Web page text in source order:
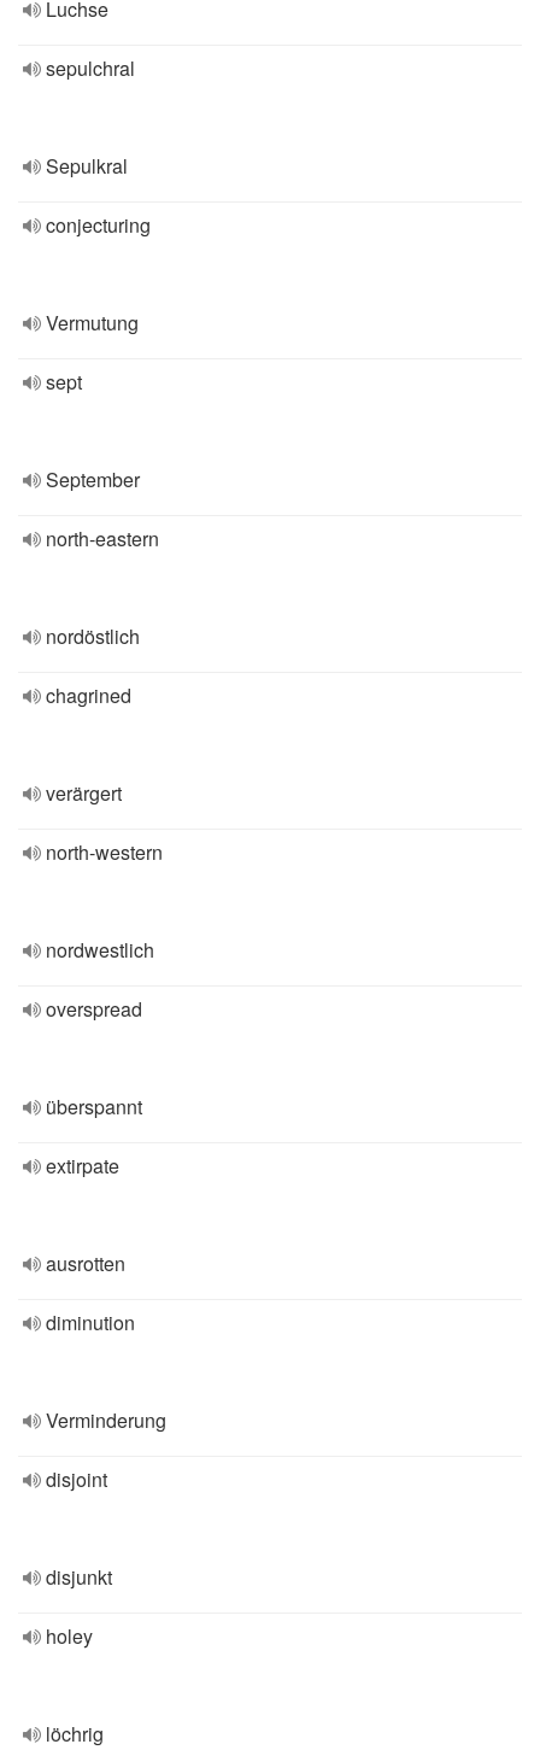
Luchse
sepulchral
Sepulkral
conjecturing
Vermutung
sept
September
north-eastern
nordöstlich
chagrined
verärgert
north-western
nordwestlich
overspread
überspannt
extirpate
ausrotten
diminution
Verminderung
disjoint
disjunkt
holey
löchrig